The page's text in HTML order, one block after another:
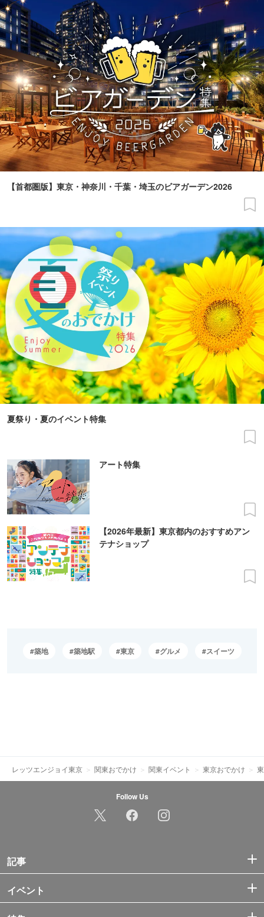
【首都圏版】東京・神奈川・千葉・埼玉のビアガーデン2026
夏祭り・夏のイベント特集
アート特集
【2026年最新】東京都内のおすすめアン
テナショップ
築地 築地駅 東京 グルメ スイーツ
レッツエンジョイ東京 関東おでかけ 関東イベント 東京おでかけ
Follow Us
記事
イベント